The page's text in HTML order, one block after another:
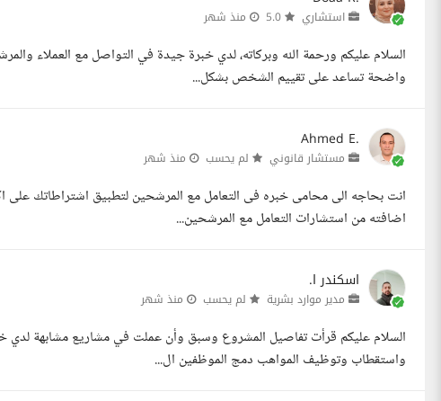
استشاري منذ شهر
السلام عليكم ورحمة الله وبركاته، لدي خبرة جيدة في التواصل مع العملاء
واضحة تساعد على تقييم الشخص بشكل...
Ahmed E.
مستشار قانوني لم يحسب منذ شهر
انت بحاجه الى محامى خبره فى التعامل مع المرشحين لتطبيق اشتراطاتك
اضافته من استشارات التعامل مع المرشحين...
اسكندر ا.
مدير موارد بشرية لم يحسب منذ شهر
السلام عليكم قرأت تفاصيل المشروع وسبق وأن عملت في مشاريع مشابهة لدي
واستقطاب وتوظيف المواهب دمج الموظفين ال...